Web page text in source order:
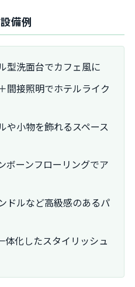
備例
型洗面台でカフェ風に
間接照明でホテルライク
や小物を飾れるスペース
ボーンフローリングでア
ドルなど高級感のあるパ
体化したスタイリッシュ